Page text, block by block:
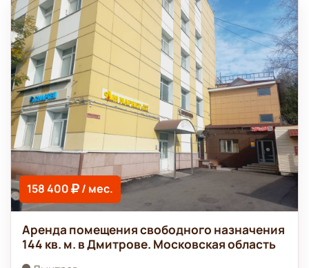
158 400 / мес.
Аренда помещения свободного назначения
144 кв. м. в Дмитрове. Московская область